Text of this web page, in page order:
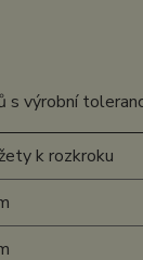
s výrobní
k rozkroku